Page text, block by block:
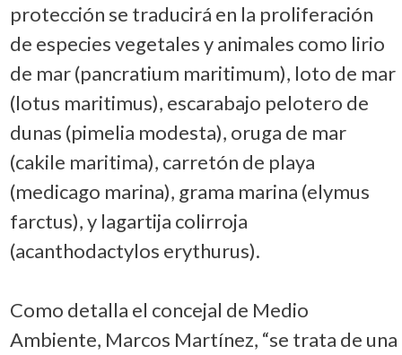
protección se traducirá en la proliferación
de especies vegetales y animales como lirio
de mar (pancratium maritimum), loto de mar
(lotus maritimus), escarabajo pelotero de
dunas (pimelia modesta), oruga de mar
(cakile maritima), carretón de playa
(medicago marina), grama marina (elymus
farctus), y lagartija colirroja
(acanthodactylos erythurus).
Como detalla el concejal de Medio
Ambiente, Marcos Martínez, “se trata de una